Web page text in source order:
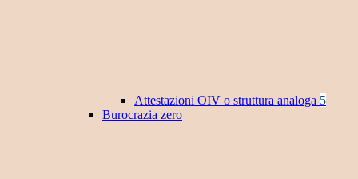
Attestazioni OIV o struttura analoga 5
Burocrazia zero